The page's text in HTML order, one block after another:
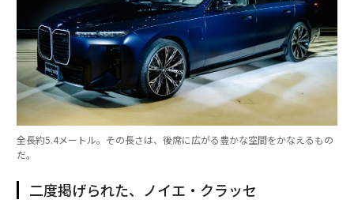
全長約5.4メートル。その長さは、後席に広がる豊かな空間をかなえるもの
だ。
二度掲げられた、ノイエ・クラッセ